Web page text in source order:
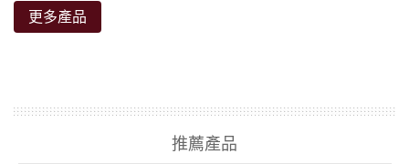
更多產品
推薦產品